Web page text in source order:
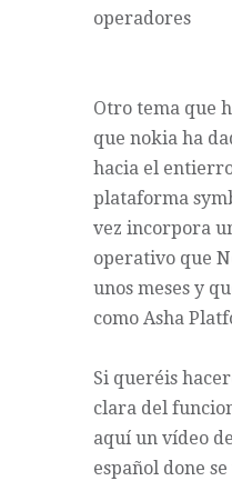
operadores
Otro tema que
que nokia ha
hacia el
plataforma
vez incorpora
operativo que
unos meses y
como Asha
Si queréis
clara del
aquí un vídeo de
español done